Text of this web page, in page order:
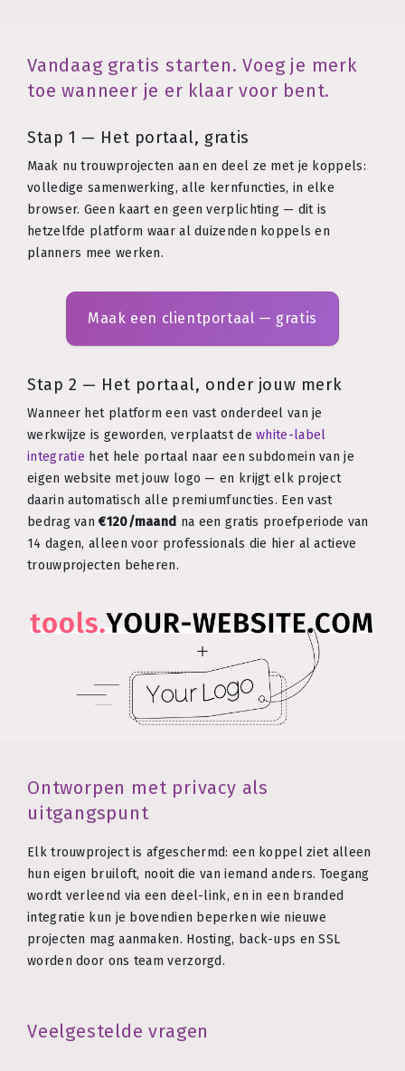
Vandaag gratis starten. Voeg je merk
toe wanneer je er klaar voor bent.
Stap 1 — Het portaal, gratis
Maak nu trouwprojecten aan en deel ze met je koppels:
volledige samenwerking, alle kernfuncties, in elke
browser. Geen kaart en geen verplichting — dit is
hetzelfde platform waar al duizenden koppels en
planners mee werken.
Maak een clientportaal — gratis
Stap 2 — Het portaal, onder jouw merk
Wanneer het platform een vast onderdeel van je
werkwijze is geworden, verplaatst dewhite-label
integratie het hele portaal naar een subdomein van je
eigen website met jouw logo — en krijgt elk project
daarin automatisch alle premiumfuncties. Een vast
bedrag van€120/maand na een gratis proefperiode van
14 dagen, alleen voor professionals die hier al actieve
trouwprojecten beheren.
Ontworpen met privacy als
uitgangspunt
Elk trouwproject is afgeschermd: een koppel ziet alleen
hun eigen bruiloft, nooit die van iemand anders. Toegang
wordt verleend via een deel-link, en in een branded
integratie kun je bovendien beperken wie nieuwe
projecten mag aanmaken. Hosting, back-ups en SSL
worden door ons team verzorgd.
Veelgestelde vragen